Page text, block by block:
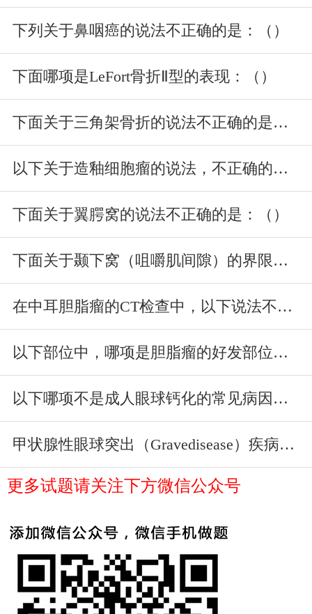
下列关于鼻咽癌的说法不正确的是：（）
下面哪项是LeFort骨折Ⅱ型的表现：（）
下面关于三角架骨折的说法不正确的是：（）
以下关于造釉细胞瘤的说法，不正确的是哪一项：（）
下面关于翼腭窝的说法不正确的是：（）
下面关于颞下窝（咀嚼肌间隙）的界限说法不正确的是：（）
在中耳胆脂瘤的CT检查中，以下说法不正确的是：（）
以下部位中，哪项是胆脂瘤的好发部位：（）
以下哪项不是成人眼球钙化的常见病因：（）
甲状腺性眼球突出（Gravedisease）疾病中眼外肌最少受累
更多试题请关注下方微信公众号